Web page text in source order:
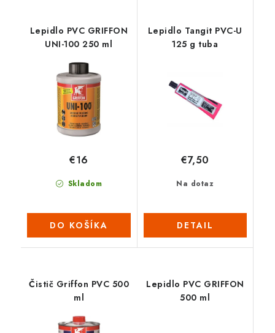
Lepidlo PVC GRIFFON
UNI-100 250 ml
Skladom
€16
DO KOŠÍKA
Lepidlo Tangit PVC-U
125 g tuba
Na dotaz
€7,50
DETAIL
Čistič Griffon PVC 500
ml
Lepidlo PVC GRIFFON
500 ml